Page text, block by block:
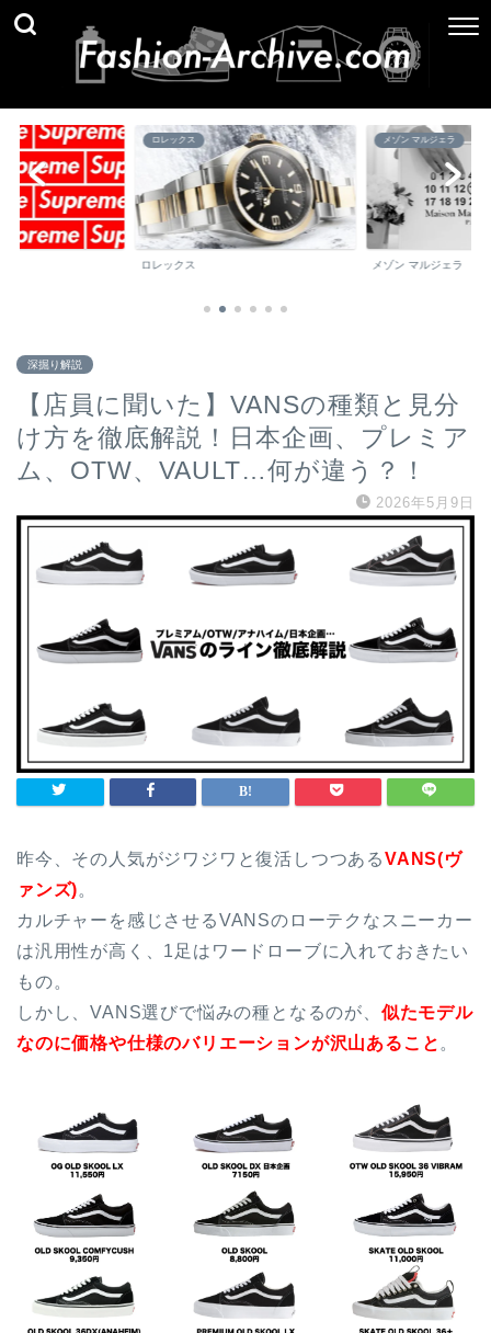
メゾン マルジェラ
メゾン マルジェラ
ブランド百科事典
ブランド百科事典
深掘り解説
【店員に聞いた】VANSの種類と見分
け方を徹底解説！日本企画、プレミア
ム、OTW、VAULT…何が違う？！
2026年5月9日
昨今、その人気がジワジワと復活しつつあるVANS(ヴ
ァンズ)。
カルチャーを感じさせるVANSのローテクなスニーカー
は汎用性が高く、1足はワードローブに入れておきたい
もの。
しかし、VANS選びで悩みの種となるのが、 似たモデル
なのに価格や仕様のバリエーションが沢山あること。